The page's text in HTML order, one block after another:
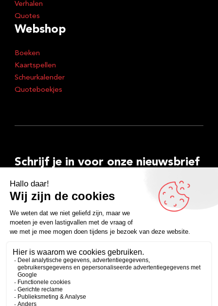
Verhalen
Quotes
Webshop
Boeken
Kaartspellen
Scheurkalender
Quoteboekjes
Schrijf je in voor onze nieuwsbrief
E-
mailadres
Inschrijven
FacebookInstagramLinkedInYouTubeSpotify